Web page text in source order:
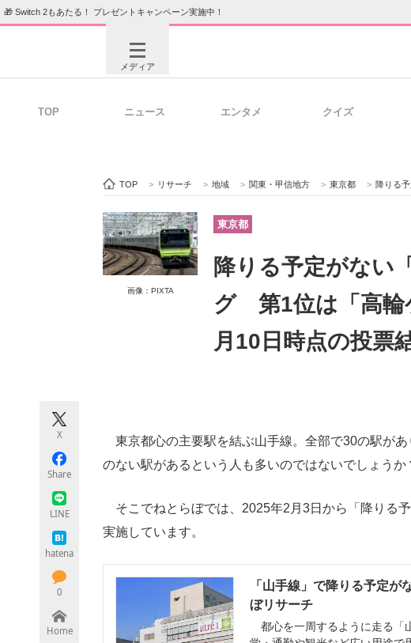
🎁 Switch 2もあたる！ プレゼントキャンペーン実施中！
メディア
ビジネスと働き方のヒント
ITエンジニア向け専門サイト 企業向けIT製品の総合サイ
ちょっと気になるネットの話題
TOP ニュース エンタメ クイズ
TOP > リサーチ > 地域 > 関東・甲信地方 > 東京都 > 降りる予定
画像：PIXTA
東京都
降りる予定がない
グ 第1位は「高輪
月10日時点の投票
X
Share
LINE
hatena
0
Home
東京都心の主要駅を結ぶ山手線。全部で30の駅が
のない駅があるという人も多いのではないでしょうか
そこでねとらぼでは、2025年2月3日から「降りる
実施しています。
「山手線」で降りる予定
ぼリサーチ
都心を一周するように走る「